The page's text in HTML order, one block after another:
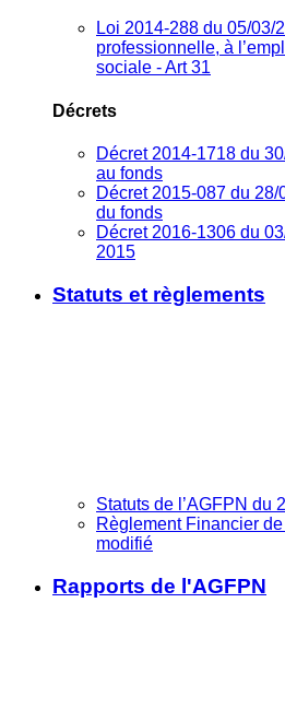
Loi 2014-288 du 05/03/
professionnelle, à
sociale - Art 31
Décrets
Décret 2014-1718 du
au fonds
Décret 2015-087 du
du fonds
Décret 2016-1306 du
2015
Statuts et règlements
Statuts de l’AGFPN du
Règlement Financier
modifié
Rapports de l'AGFPN